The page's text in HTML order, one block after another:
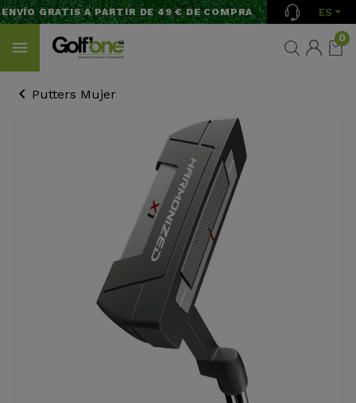
GRATIS A PARTIR DE 49 € DE COMPRA ES
0
Putters Mujer